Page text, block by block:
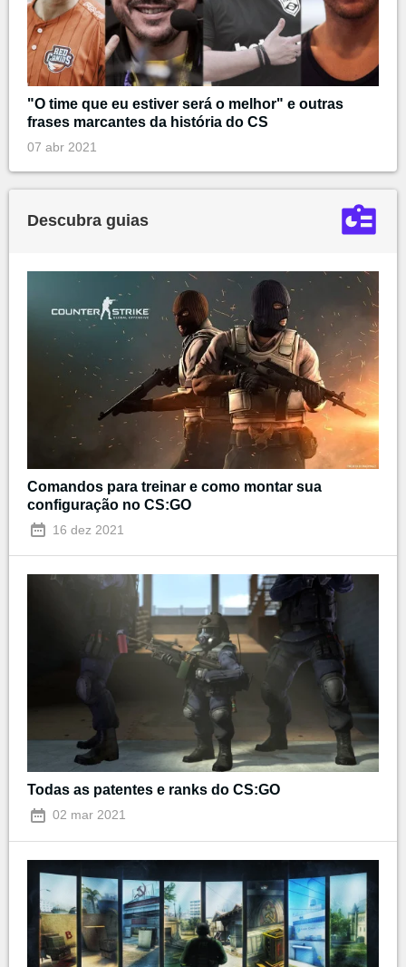
"O time que eu estiver será o melhor" e outras
frases marcantes da história do CS
07 abr 2021
Descubra guias
Comandos para treinar e como montar sua
configuração no CS:GO
16 dez 2021
Todas as patentes e ranks do CS:GO
02 mar 2021